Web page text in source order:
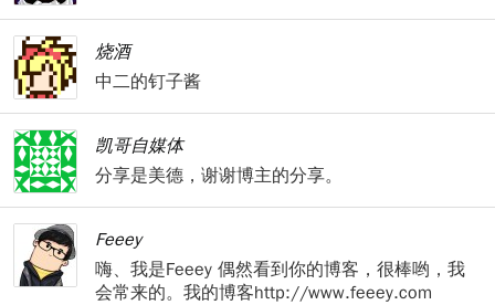
烧酒
中二的钉子酱
凯哥自媒体
分享是美德，谢谢博主的分享。
Feeey
嗨、我是Feeey 偶然看到你的博客，很棒哟，我
会常来的。我的博客http://www.feeey.com